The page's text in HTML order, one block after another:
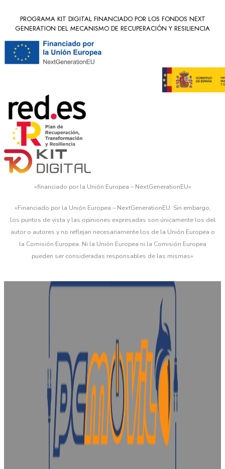
PROGRAMA KIT DIGITAL FINANCIADO POR LOS FONDOS NEXT
GENERATION DEL MECANISMO DE RECUPERACIÓN Y RESILIENCIA
«financiado por la Unión Europea – NextGenerationEU»
«Financiado por la Unión Europea – NextGenerationEU. Sin embargo,
los puntos de vista y las opiniones expresadas son únicamente los del
autor o autores y no reflejan necesariamente los de la Unión Europea o
la Comisión Europea. Ni la Unión Europea ni la Comisión Europea
pueden ser consideradas responsables de las mismas»